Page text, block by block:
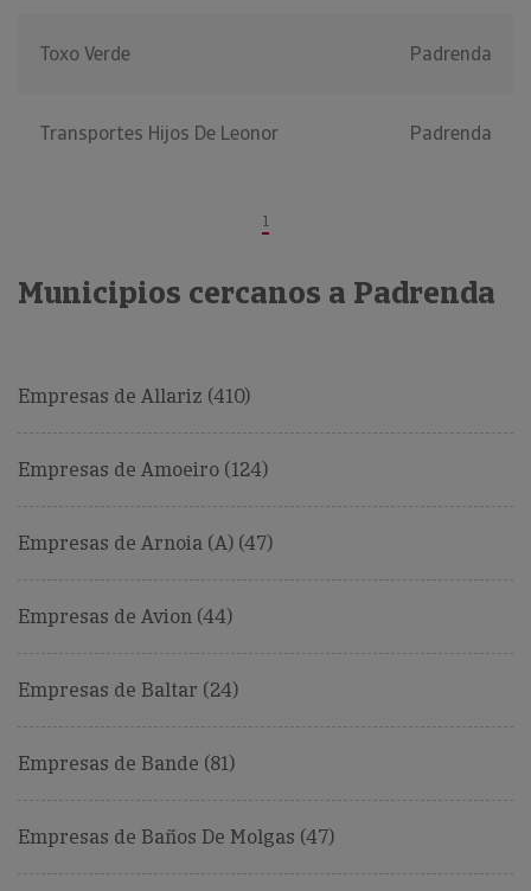
Toxo Verde Padrenda
Transportes Hijos De Leonor Padrenda
1
Municipios cercanos a Padrenda
Empresas de Allariz (410)
Empresas de Amoeiro (124)
Empresas de Arnoia (A) (47)
Empresas de Avion (44)
Empresas de Baltar (24)
Empresas de Bande (81)
Empresas de Baños De Molgas (47)